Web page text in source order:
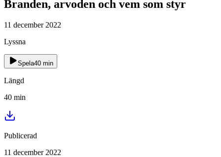
Branden, arvoden och vem som styr
11 december 2022
Lyssna
Spela40 min
Längd
40 min
Publicerad
11 december 2022